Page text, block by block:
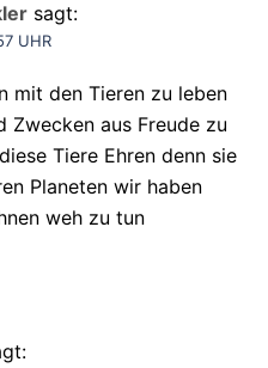
sagt:
UHR
mit den Tieren zu leben
Zwecken aus Freude zu
Tiere Ehren denn sie
Planeten wir haben
weh zu tun